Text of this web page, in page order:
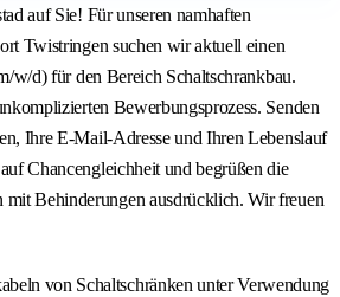
auf Sie! Für unseren namhaften
Twistringen suchen wir aktuell einen
w/d) für den Bereich Schaltschrankbau.
Bewerbungsprozess. Senden
Ihre E-Mail-Adresse und Ihren Lebenslauf
Chancengleichheit und begrüßen die
Behinderungen ausdrücklich. Wir freuen
von Schaltschränken unter Verwendung